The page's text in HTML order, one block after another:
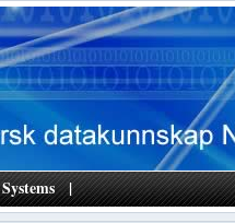
Systems |